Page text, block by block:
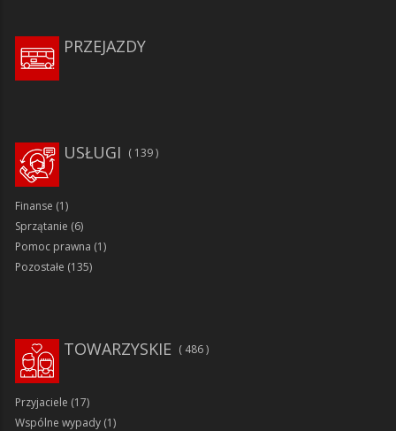
PRZEJAZDY
139
USŁUGI
Finanse (1)
Sprzątanie (6)
Pomoc prawna (1)
Pozostałe (135)
TOWARZYSKIE 486
Przyjaciele (17)
Wspólne wypady (1)